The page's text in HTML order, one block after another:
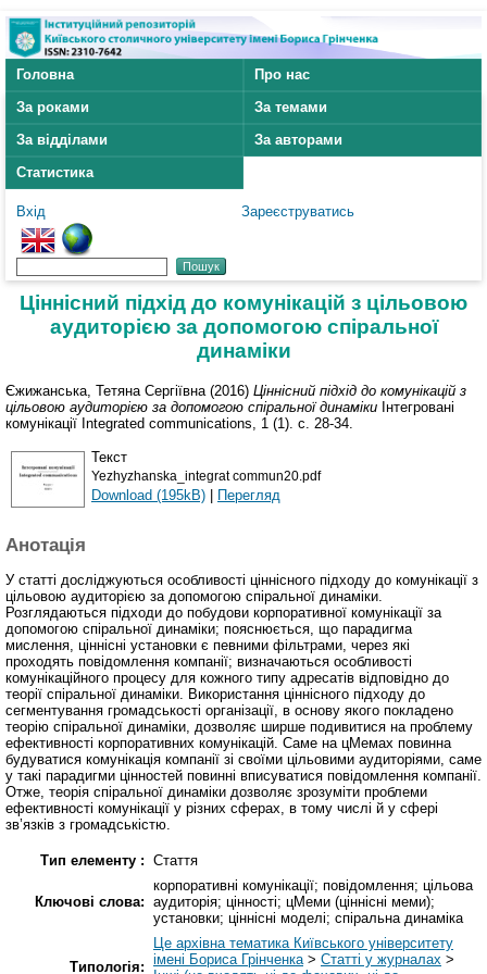
Головна
Про нас
За роками
За темами
За відділами
За авторами
Статистика
Вхід Зареєструватись
Ціннісний підхід до комунікацій з цільовою
аудиторією за допомогою спіральної
динаміки
Єжижанська, Тетяна Сергіївна (2016) Ціннісний підхід до комунікацій з
цільовою аудиторією за допомогою спіральної динаміки Інтегровані
комунікації Integrated communications, 1 (1). с. 28-34.
Текст
Yezhyzhanska_integrat commun20.pdf
Download (195kB) | Перегляд
Анотація
У статті досліджуються особливості ціннісного підходу до комунікації з
цільовою аудиторією за допомогою спіральної динаміки.
Розглядаються підходи до побудови корпоративної комунікації за
допомогою спіральної динаміки; пояснюється, що парадигма
мислення, ціннісні установки є певними фільтрами, через які
проходять повідомлення компанії; визначаються особливості
комунікаційного процесу для кожного типу адресатів відповідно до
теорії спіральної динаміки. Використання ціннісного підходу до
сегментування громадськості організації, в основу якого покладено
теорію спіральної динаміки, дозволяє ширше подивитися на проблему
ефективності корпоративних комунікацій. Саме на цМемах повинна
будуватися комунікація компанії зі своїми цільовими аудиторіями, саме
у такі парадигми цінностей повинні вписуватися повідомлення компанії.
Отже, теорія спіральної динаміки дозволяє зрозуміти проблеми
ефективності комунікації у різних сферах, в тому числі й у сфері
зв’язків з громадськістю.
Тип елементу : Стаття
Ключові слова:
корпоративні комунікації; повідомлення; цільова
аудиторія; цінності; цМеми (ціннісні меми);
установки; ціннісні моделі; спіральна динаміка
Типологія:
Це архівна тематика Київського університету
імені Бориса Грінченка> Статті у журналах >